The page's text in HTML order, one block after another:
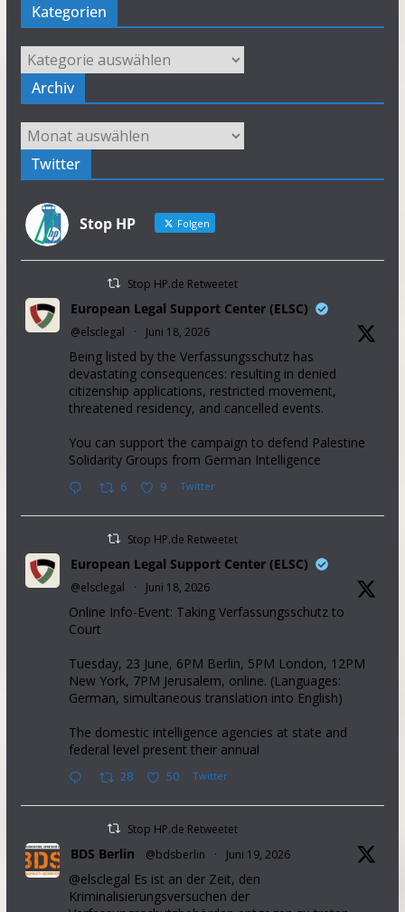
Kategorien
Kategorien
Archiv
Archiv
Twitter
Stop HP Folgen
Stop HP.de Retweetet
European Legal Support Center (ELSC)
@elsclegal · Juni 18, 2026
Being listed by the Verfassungsschutz has
devastating consequences: resulting in denied
citizenship applications, restricted movement,
threatened residency, and cancelled events.
You can support the campaign to defend Palestine
Solidarity Groups from German Intelligence
6 9 Twitter
Stop HP.de Retweetet
European Legal Support Center (ELSC)
@elsclegal · Juni 18, 2026
Online Info-Event: Taking Verfassungsschutz to
Court
Tuesday, 23 June, 6PM Berlin, 5PM London, 12PM
New York, 7PM Jerusalem, online. (Languages:
German, simultaneous translation into English)
The domestic intelligence agencies at state and
federal level present their annual
28 50 Twitter
Stop HP.de Retweetet
BDS Berlin @bdsberlin · Juni 19, 2026
@elsclegal Es ist an der Zeit, den
Kriminalisierungsversuchen der